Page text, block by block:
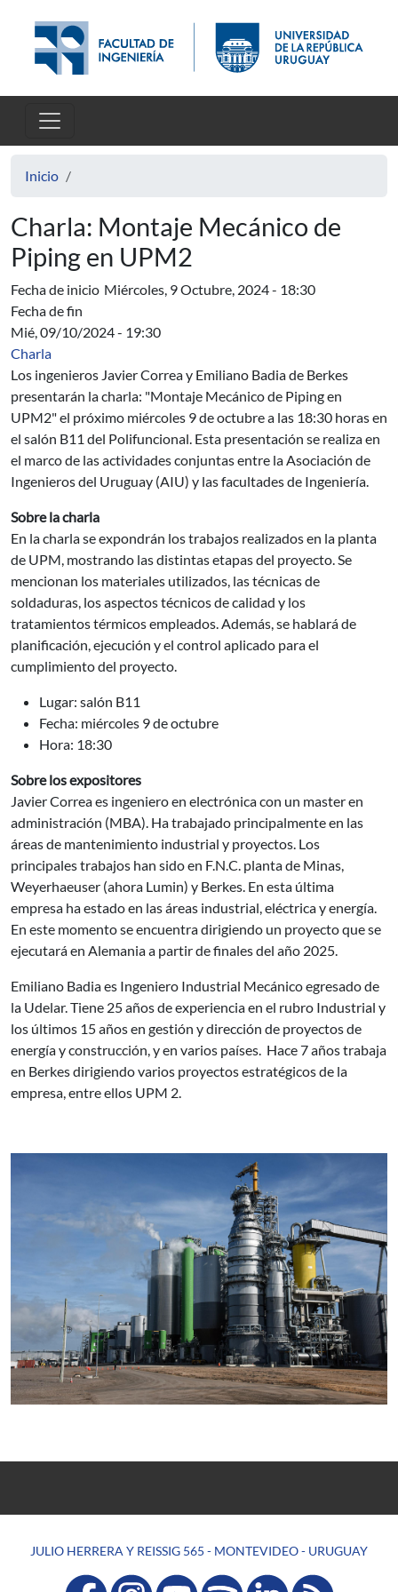
Inicio
Charla: Montaje Mecánico de
Piping en UPM2
Fecha de inicio Miércoles, 9 Octubre, 2024 - 18:30
Fecha de fin
Mié, 09/10/2024 - 19:30
Charla
Los ingenieros Javier Correa y Emiliano Badia de Berkes
presentarán la charla: "Montaje Mecánico de Piping en
UPM2" el próximo miércoles 9 de octubre a las 18:30 horas en
el salón B11 del Polifuncional. Esta presentación se realiza en
el marco de las actividades conjuntas entre la Asociación de
Ingenieros del Uruguay (AIU) y las facultades de Ingeniería.
Sobre la charla
En la charla se expondrán los trabajos realizados en la planta
de UPM, mostrando las distintas etapas del proyecto. Se
mencionan los materiales utilizados, las técnicas de
soldaduras, los aspectos técnicos de calidad y los
tratamientos térmicos empleados. Además, se hablará de
planificación, ejecución y el control aplicado para el
cumplimiento del proyecto.
Lugar: salón B11
Fecha: miércoles 9 de octubre
Hora: 18:30
Sobre los expositores
Javier Correa es ingeniero en electrónica con un master en
administración (MBA). Ha trabajado principalmente en las
áreas de mantenimiento industrial y proyectos. Los
principales trabajos han sido en F.N.C. planta de Minas,
Weyerhaeuser (ahora Lumin) y Berkes. En esta última
empresa ha estado en las áreas industrial, eléctrica y energía.
En este momento se encuentra dirigiendo un proyecto que se
ejecutará en Alemania a partir de finales del año 2025.
Emiliano Badia es Ingeniero Industrial Mecánico egresado de
la Udelar. Tiene 25 años de experiencia en el rubro Industrial y
los últimos 15 años en gestión y dirección de proyectos de
energía y construcción, y en varios países. Hace 7 años trabaja
en Berkes dirigiendo varios proyectos estratégicos de la
empresa, entre ellos UPM 2.
JULIO HERRERA Y REISSIG 565 - MONTEVIDEO - URUGUAY